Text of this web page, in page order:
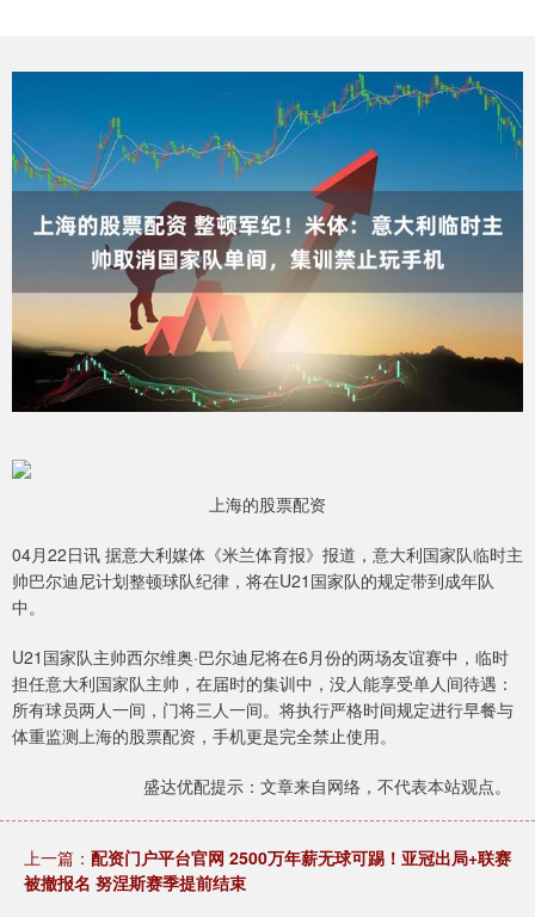
上海的股票配资
04月22日讯 据意大利媒体《米兰体育报》报道，意大利国家队临时主
帅巴尔迪尼计划整顿球队纪律，将在U21国家队的规定带到成年队
中。
U21国家队主帅西尔维奥·巴尔迪尼将在6月份的两场友谊赛中，临时
担任意大利国家队主帅，在届时的集训中，没人能享受单人间待遇：
所有球员两人一间，门将三人一间。将执行严格时间规定进行早餐与
体重监测上海的股票配资，手机更是完全禁止使用。
盛达优配提示：文章来自网络，不代表本站观点。
上一篇： 配资门户平台官网 2500万年薪无球可踢！亚冠出局+联赛
被撤报名 努涅斯赛季提前结束